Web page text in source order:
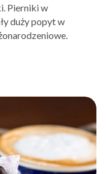
Pierniki w
duży popyt w